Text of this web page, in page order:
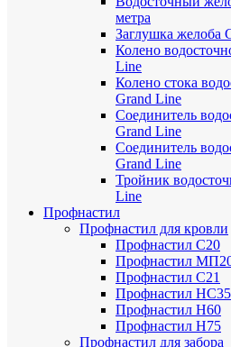
метра
Заглушка желоба
Колено
Line
Колено стока
Grand Line
Соединитель
Grand Line
Соединитель
Grand Line
Тройник
Line
Профнастил
Профнастил для кровли
Профнастил С20
Профнастил
Профнастил С21
Профнастил НС35
Профнастил Н60
Профнастил Н75
Профнастил для забора